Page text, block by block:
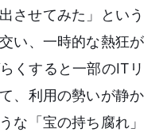
させてみた」という
い、一時的な熱狂が
くすると一部のITリ
、利用の勢いが静か
な「宝の持ち腐れ」